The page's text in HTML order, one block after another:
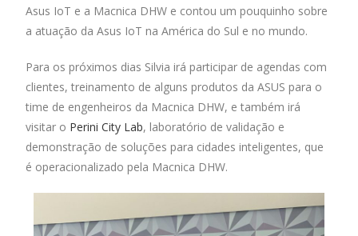
Asus IoT e a Macnica DHW e contou um pouquinho sobre
a atuação da Asus IoT na América do Sul e no mundo.
Para os próximos dias Silvia irá participar de agendas com
clientes, treinamento de alguns produtos da ASUS para o
time de engenheiros da Macnica DHW, e também irá
visitar o Perini City Lab, laboratório de validação e
demonstração de soluções para cidades inteligentes, que
é operacionalizado pela Macnica DHW.